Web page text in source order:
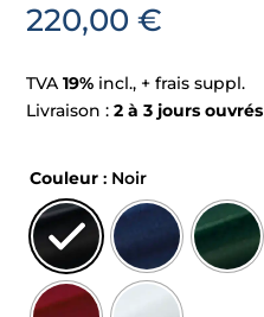
220,00€
TVA19% incl., + frais suppl.
Livraison :2 à 3 jours ouvrés
Couleur : Noir